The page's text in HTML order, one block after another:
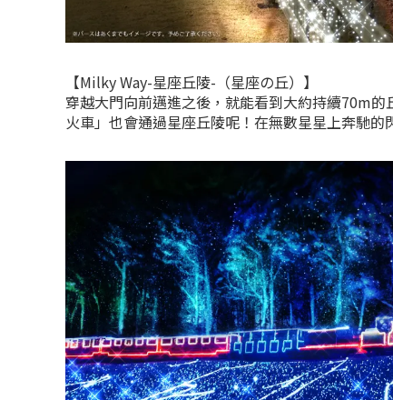
【Milky Way-星座丘陵-（星座の丘）】
穿越大門向前邁進之後，就能看到大約持續70m
火車」也會通過星座丘陵呢！在無數星星上奔馳